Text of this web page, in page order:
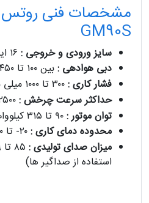
مشخصات فنی روتس
GM90S
سایز ورودی و خروجی : ۱۶ اینچ
دبی هوادهی :بین ۱۰۰ تا ۴۵۰ متر مکعب در دقیقه
فشار کاری :
حداکثر سرعت چرخش :
توان موتور :۹۰ تا ۳۱۵ کیلووات بسته به نیاز عملیاتی
محدوده دمای کاری :
میزان صدای تولیدی :
استفاده از صداگیر ها)